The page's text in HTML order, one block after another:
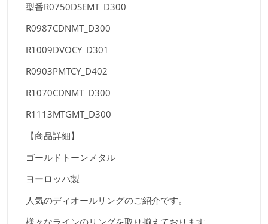
型番R0750DSEMT_D300
R0987CDNMT_D300
R1009DVOCY_D301
R0903PMTCY_D402
R1070CDNMT_D300
R1113MTGMT_D300
【商品詳細】
ゴールドトーンメタル
ヨーロッパ製
人気のディオールリングのご紹介です。